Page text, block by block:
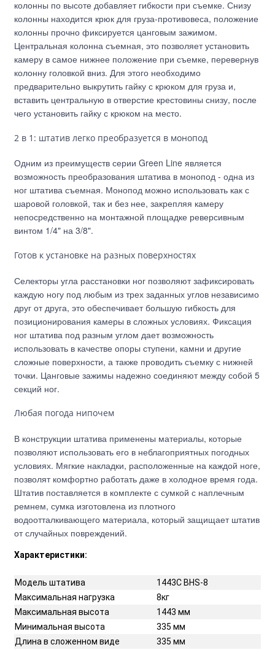
колонны по высоте добавляет гибкости при съемке. Снизу
колонны находится крюк для груза-противовеса, положение
колонны прочно фиксируется цанговым зажимом.
Центральная колонна съемная, это позволяет установить
камеру в самое нижнее положение при съемке, перевернув
колонну головкой вниз. Для этого необходимо
предварительно выкрутить гайку с крюком для груза и,
вставить центральную в отверстие крестовины снизу, после
чего установить гайку с крюком на место.
2 в 1: штатив легко преобразуется в монопод
Одним из преимуществ серии Green Line является
возможность преобразования штатива в монопод - одна из
ног штатива съемная. Монопод можно использовать как с
шаровой головкой, так и без нее, закрепляя камеру
непосредственно на монтажной площадке реверсивным
винтом 1/4" на 3/8".
Готов к установке на разных поверхностях
Селекторы угла расстановки ног позволяют зафиксировать
каждую ногу под любым из трех заданных углов независимо
друг от друга, это обеспечивает большую гибкость для
позиционирования камеры в сложных условиях. Фиксация
ног штатива под разным углом дает возможность
использовать в качестве опоры ступени, камни и другие
сложные поверхности, а также проводить съемку с нижней
точки. Цанговые зажимы надежно соединяют между собой 5
секций ног.
Любая погода нипочем
В конструкции штатива применены материалы, которые
позволяют использовать его в неблагоприятных погодных
условиях. Мягкие накладки, расположенные на каждой ноге,
позволят комфортно работать даже в холодное время года.
Штатив поставляется в комплекте с сумкой с наплечным
ремнем, сумка изготовлена из плотного
водоотталкивающего материала, который защищает штатив
от случайных повреждений.
Характеристики:
Модель штатива
1443С BHS-8
Максимальная нагрузка
8кг
Максимальная высота
1443 мм
Минимальная высота
335 мм
Длина в сложенном виде
335 мм